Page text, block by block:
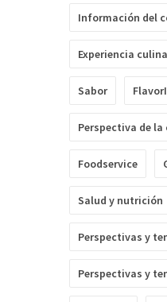
Información del
Experiencia
Sabor
Perspectiva de
Foodservice
Salud y nutrición
Perspectivas y
Perspectivas y